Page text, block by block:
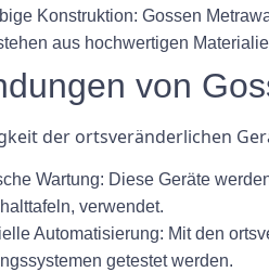
Konstruktion: Gossen
aus hochwertigen
von
der ortsveränderlichen
Wartung: Diese Geräte
verwendet.
Automatisierung: Mit den
getestet werden.